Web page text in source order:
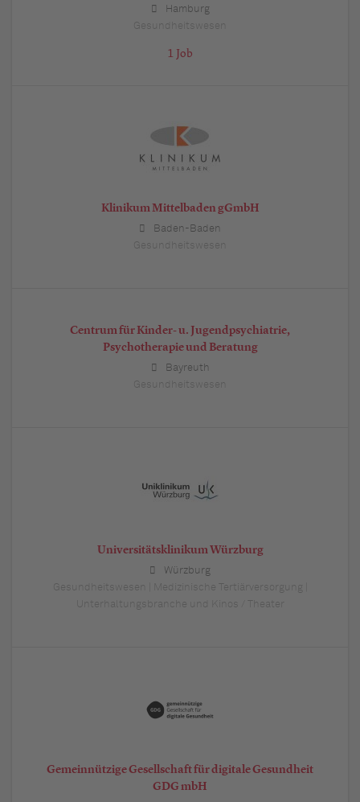
Hamburg
Gesundheitswesen
1 Job
Klinikum Mittelbaden gGmbH
Baden-Baden
Gesundheitswesen
Centrum für Kinder- u. Jugendpsychiatrie,
Psychotherapie und Beratung
Bayreuth
Gesundheitswesen
Universitätsklinikum Würzburg
Würzburg
Gesundheitswesen | Medizinische Tertiärversorgung |
Unterhaltungsbranche und Kinos / Theater
Gemeinnützige Gesellschaft für digitale Gesundheit
GDG mbH